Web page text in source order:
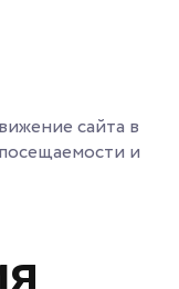
сайта в
и